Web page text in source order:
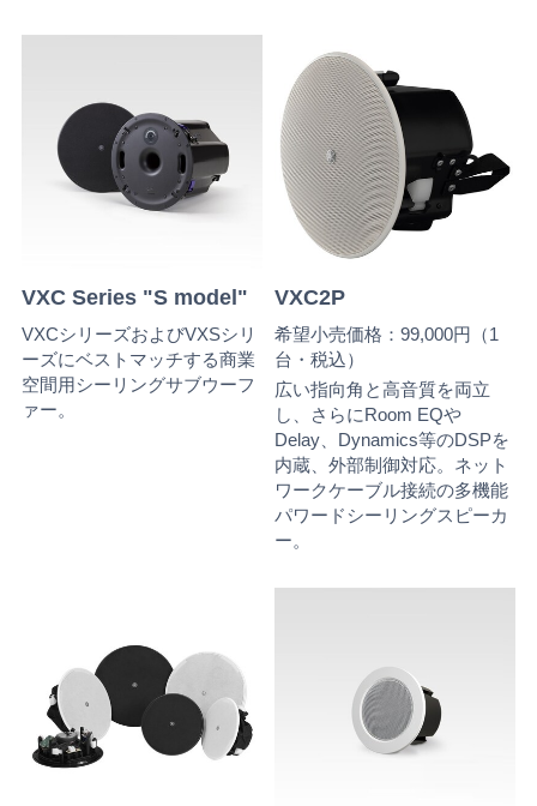
VXC Series "S model"
VXCシリーズおよびVXSシリ
ーズにベストマッチする商業
空間用シーリングサブウーフ
ァー。
VXC2P
希望小売価格：99,000円（1
台・税込）
広い指向角と高音質を両立
し、さらにRoom EQや
Delay、Dynamics等のDSPを
内蔵、外部制御対応。ネット
ワークケーブル接続の多機能
パワードシーリングスピーカ
ー。